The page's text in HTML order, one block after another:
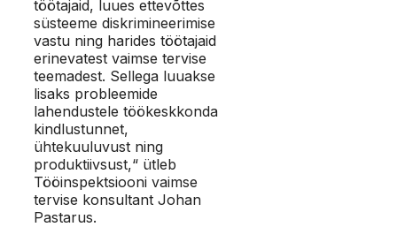
töötajaid, luues ettevõttes
süsteeme diskrimineerimise
vastu ning harides töötajaid
erinevatest vaimse tervise
teemadest. Sellega luuakse
lisaks probleemide
lahendustele töökeskkonda
kindlustunnet,
ühtekuuluvust ning
produktiivsust,“ ütleb
Tööinspektsiooni vaimse
tervise konsultant Johan
Pastarus.